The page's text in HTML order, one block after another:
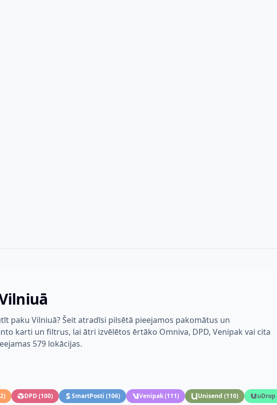
paku Vilniuā? Šeit atradīsi pilsētā pieejamos pakomātus un
karti un filtrus, lai ātri izvēlētos ērtāko Omniva, DPD, Venipak vai cita
579 lokācijas.
) DPD(100) SmartPosti (106) Venipak(111) Unisend (110) uDrop